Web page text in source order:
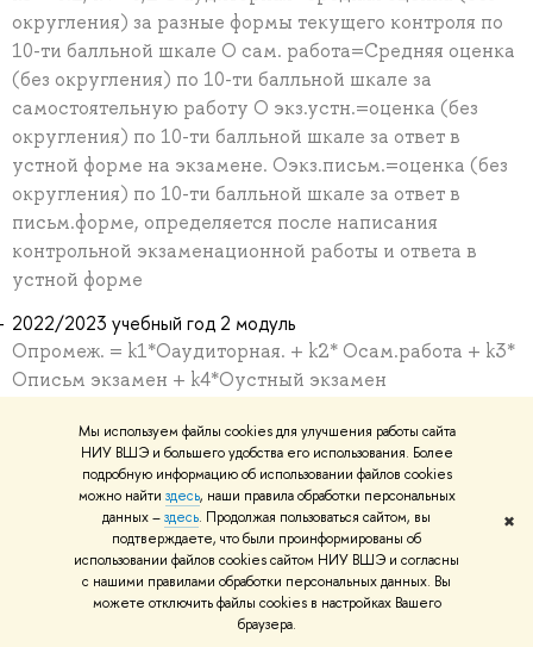
Мы используем файлы cookies для улучшения работы сайта
НИУ ВШЭ и большего удобства его использования. Более
подробную информацию об использовании файлов cookies
можно найти здесь, наши правила обработки персональных
данных –здесь. Продолжая пользоваться сайтом, вы
подтверждаете, что были проинформированы об
использовании файлов cookies сайтом НИУ ВШЭ и согласны
с нашими правилами обработки персональных данных. Вы
можете отключить файлы cookies в настройках Вашего
браузера.
✖
округления) за разные формы текущего контроля по
10-ти балльной шкале О сам. работа=Средняя оценка
(без округления) по 10-ти балльной шкале за
самостоятельную работу О экз.устн.=оценка (без
округления) по 10-ти балльной шкале за ответ в
устной форме на экзамене. Оэкз.письм.=оценка (без
округления) по 10-ти балльной шкале за ответ в
письм.форме, определяется после написания
контрольной экзаменационной работы и ответа в
устной форме
2022/2023 учебный год 2 модуль
Опромеж. = k1*Оаудиторная. + k2* Осам.работа + k3*
Описьм экзамен + k4*Oустный экзамен
k1 = 0.3, k2 = 0.3, k3 = 0.2, k4 = 0,1, k5=0,1. О
аудиторная=cредняя оценка (без округления) за
разные формы текущего контроля по 10-ти балльной
шкале О сам. работа=средняя оценка (без
округления) по 10-ти балльной шкале за
самостоятельную работу О письм экзамен.=оценка
(без округления) по 10-ти балльной шкале за
контрольную экзаменационную работу с ответом в